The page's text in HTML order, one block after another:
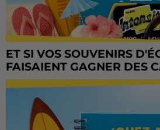
ET SI VOS SOUVENIRS
FAISAIENT GAGNER DES